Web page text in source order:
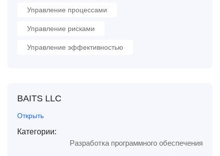
Управление процессами
Управление рисками
Управление эффективностью
BAITS LLC
Открыть
Категории:
Разработка программного обеспечения